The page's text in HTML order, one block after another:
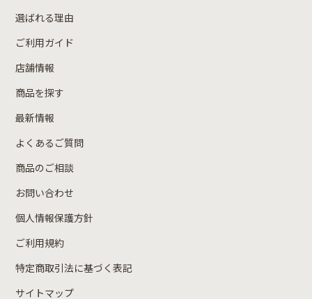
選ばれる理由
ご利用ガイド
店舗情報
商品を探す
最新情報
よくあるご質問
商品のご相談
お問い合わせ
個人情報保護方針
ご利用規約
特定商取引法に基づく表記
サイトマップ